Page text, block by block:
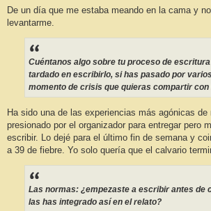
De un día que me estaba meando en la cama y
levantarme.
Cuéntanos algo sobre tu proceso de
tardado en escribirlo, si has pasado por
momento de crisis que quieras compartir con
Ha sido una de las experiencias más agónicas
presionado por el organizador para entregar pero
escribir. Lo dejé para el último fin de semana y
a 39 de fiebre. Yo solo quería que el calvario
Las normas: ¿empezaste a escribir antes de
las has integrado así en el relato?